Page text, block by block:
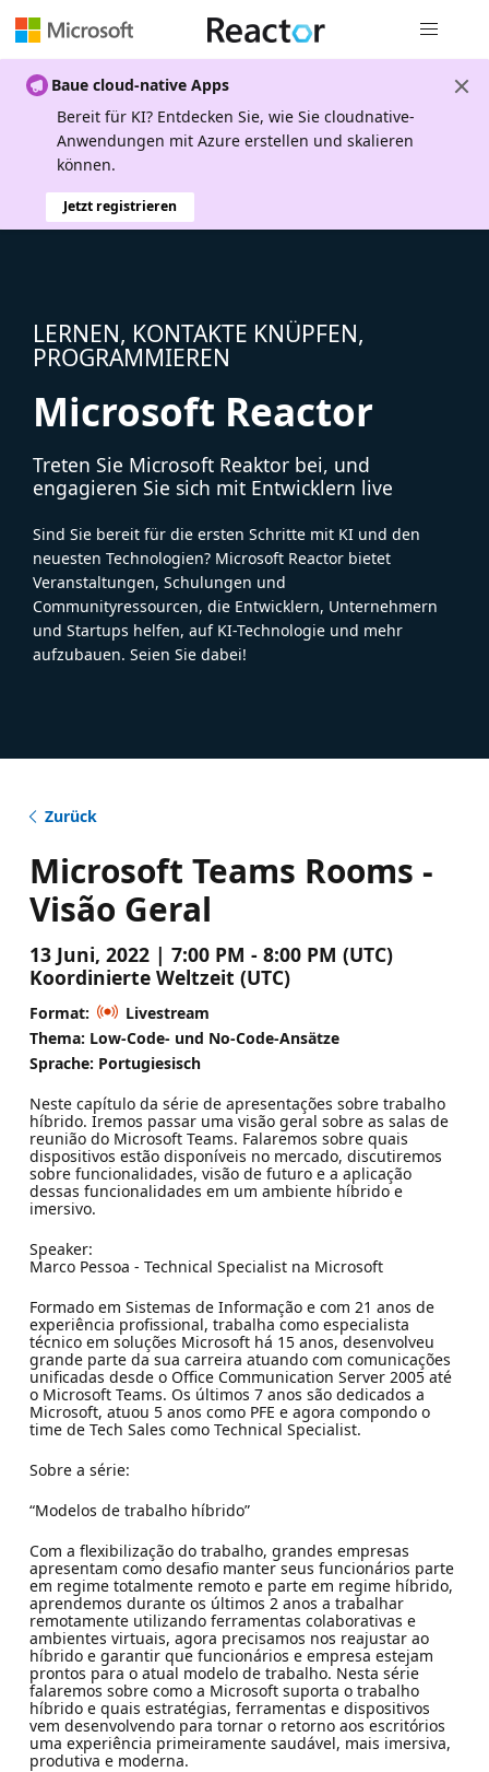
Baue cloud-native Apps
Bereit für KI? Entdecken Sie, wie Sie cloudnative-
Anwendungen mit Azure erstellen und skalieren
können.
Jetzt registrieren
LERNEN, KONTAKTE KNÜPFEN,
PROGRAMMIEREN
Microsoft Reactor
Treten Sie Microsoft Reaktor bei, und
engagieren Sie sich mit Entwicklern live
Sind Sie bereit für die ersten Schritte mit KI und den
neuesten Technologien? Microsoft Reactor bietet
Veranstaltungen, Schulungen und
Communityressourcen, die Entwicklern, Unternehmern
und Startups helfen, auf KI-Technologie und mehr
aufzubauen. Seien Sie dabei!
Zurück
Microsoft Teams Rooms -
Visão Geral
13 Juni, 2022 | 7:00 PM - 8:00 PM (UTC)
Koordinierte Weltzeit (UTC)
Format:
Livestream
Thema: Low-Code- und No-Code-Ansätze
Sprache: Portugiesisch
Neste capítulo da série de apresentações sobre trabalho
híbrido. Iremos passar uma visão geral sobre as salas de
reunião do Microsoft Teams. Falaremos sobre quais
dispositivos estão disponíveis no mercado, discutiremos
sobre funcionalidades, visão de futuro e a aplicação
dessas funcionalidades em um ambiente híbrido e
imersivo.
Speaker:
Marco Pessoa - Technical Specialist na Microsoft
Formado em Sistemas de Informação e com 21 anos de
experiência profissional, trabalha como especialista
técnico em soluções Microsoft há 15 anos, desenvolveu
grande parte da sua carreira atuando com comunicações
unificadas desde o Office Communication Server 2005 até
o Microsoft Teams. Os últimos 7 anos são dedicados a
Microsoft, atuou 5 anos como PFE e agora compondo o
time de Tech Sales como Technical Specialist.
Sobre a série:
“Modelos de trabalho híbrido”
Com a flexibilização do trabalho, grandes empresas
apresentam como desafio manter seus funcionários parte
em regime totalmente remoto e parte em regime híbrido,
aprendemos durante os últimos 2 anos a trabalhar
remotamente utilizando ferramentas colaborativas e
ambientes virtuais, agora precisamos nos reajustar ao
híbrido e garantir que funcionários e empresa estejam
prontos para o atual modelo de trabalho. Nesta série
falaremos sobre como a Microsoft suporta o trabalho
híbrido e quais estratégias, ferramentas e dispositivos
vem desenvolvendo para tornar o retorno aos escritórios
uma experiência primeiramente saudável, mais imersiva,
produtiva e moderna.